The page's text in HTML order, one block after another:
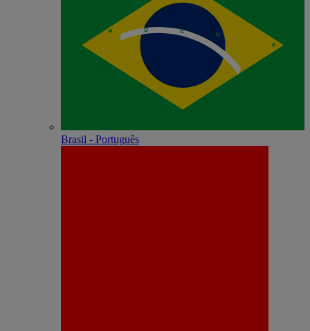
Brasil - Português